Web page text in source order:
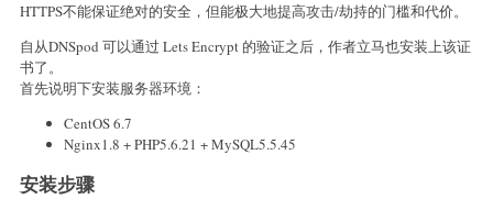
HTTPS不能保证绝对的安全，但能极大地提高攻击/劫持的门槛和代价。
自从DNSpod 可以通过 Lets Encrypt 的验证之后，作者立马也安装上该证
书了。
首先说明下安装服务器环境：
CentOS 6.7
Nginx1.8 + PHP5.6.21 + MySQL5.5.45
安装步骤